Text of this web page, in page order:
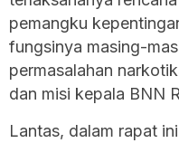
pemangku
fungsinya masing-
permasalahan
dan misi kepala BNN
Lantas, dalam rapat